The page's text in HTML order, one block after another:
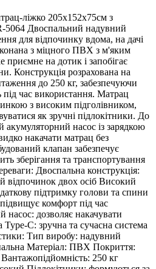
ліжко 205х152х75см з
5064 Двоспальний надувний
для відпочинку вдома, на дачі
з міцного ПВХ з м'яким
на дотик і запобігає
Конструкція розрахована на
до 250 кг, забезпечуючи
під час використання. Матрац
з високим підголівником,
як зручні підлокітники. До
акумуляторний насос із зарядкою
накачати матрац без
клапан забезпечує
зберігання та транспортування
Двоспальна конструкція:
відпочинок двох осіб Високий
підтримку голови та спини
комфорт під час
дозволяє накачувати
Type-C: зручна та сучасна система
Тип виробу: надувний
Матеріал: ПВХ Покриття:
250 кг